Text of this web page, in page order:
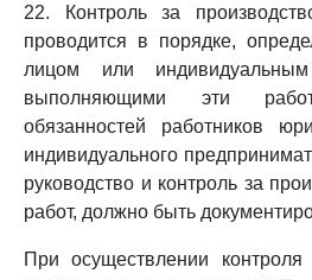
22. Контроль за
проводится в порядке,
лицом или индивидуальным
выполняющими эти
обязанностей работников
индивидуального
руководство и контроль за
работ, должно быть
При осуществлении